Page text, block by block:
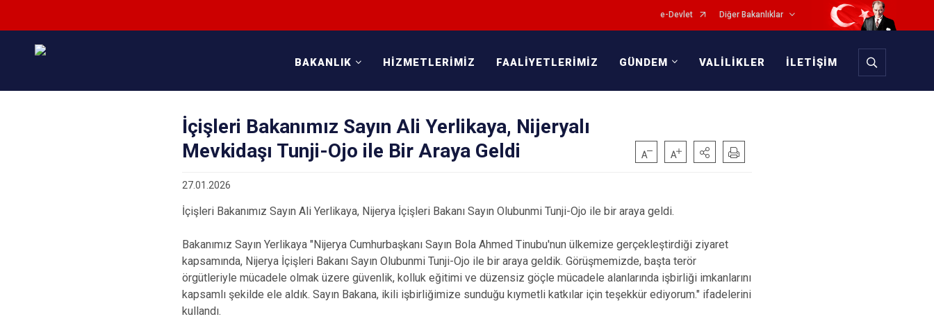
e-Devlet Diğer Bakanlıklar
BAKANLIK HİZMETLERİMİZ FAALİYETLERİMİZ GÜNDEM VALİLİKLER İLETİŞİM
İçişleri Bakanımız Sayın Ali Yerlikaya, Nijeryalı
Mevkidaşı Tunji-Ojo ile Bir Araya Geldi
27.01.2026
İçişleri Bakanımız Sayın Ali Yerlikaya, Nijerya İçişleri Bakanı Sayın Olubunmi Tunji-Ojo ile bir araya geldi.
Bakanımız Sayın Yerlikaya "Nijerya Cumhurbaşkanı Sayın Bola Ahmed Tinubu'nun ülkemize gerçekleştirdiği ziyaret
kapsamında, Nijerya İçişleri Bakanı Sayın Olubunmi Tunji-Ojo ile bir araya geldik. Görüşmemizde, başta terör
örgütleriyle mücadele olmak üzere güvenlik, kolluk eğitimi ve düzensiz göçle mücadele alanlarında işbirliği imkanlarını
kapsamlı şekilde ele aldık. Sayın Bakana, ikili işbirliğimize sunduğu kıymetli katkılar için teşekkür ediyorum." ifadelerini
kullandı.